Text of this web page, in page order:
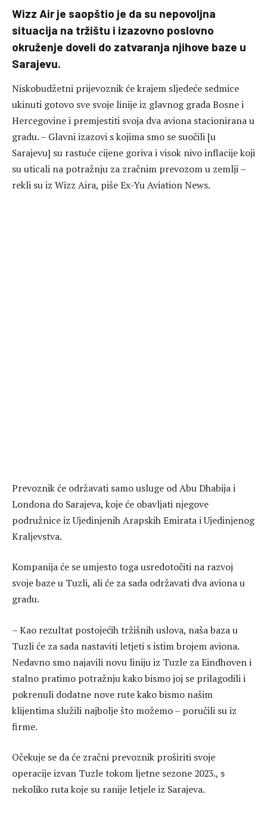
Wizz Air je saopštio je da su nepovoljna
situacija na tržištu i izazovno poslovno
okruženje doveli do zatvaranja njihove baze u
Sarajevu.
Niskobudžetni prijevoznik će krajem sljedeće sedmice
ukinuti gotovo sve svoje linije iz glavnog grada Bosne i
Hercegovine i premjestiti svoja dva aviona stacionirana u
gradu. – Glavni izazovi s kojima smo se suočili [u
Sarajevu] su rastuće cijene goriva i visok nivo inflacije koji
su uticali na potražnju za zračnim prevozom u zemlji –
rekli su iz Wizz Aira, piše Ex-Yu Aviation News.
Prevoznik će održavati samo usluge od Abu Dhabija i
Londona do Sarajeva, koje će obavljati njegove
podružnice iz Ujedinjenih Arapskih Emirata i Ujedinjenog
Kraljevstva.
Kompanija će se umjesto toga usredotočiti na razvoj
svoje baze u Tuzli, ali će za sada održavati dva aviona u
gradu.
– Kao rezultat postojećih tržišnih uslova, naša baza u
Tuzli će za sada nastaviti letjeti s istim brojem aviona.
Nedavno smo najavili novu liniju iz Tuzle za Eindhoven i
stalno pratimo potražnju kako bismo joj se prilagodili i
pokrenuli dodatne nove rute kako bismo našim
klijentima služili najbolje što možemo – poručili su iz
firme.
Očekuje se da će zračni prevoznik proširiti svoje
operacije izvan Tuzle tokom ljetne sezone 2023., s
nekoliko ruta koje su ranije letjele iz Sarajeva.